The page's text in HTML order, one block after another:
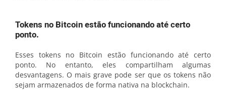
Tokens no Bitcoin estão funcionando até certo
ponto.
Esses tokens no Bitcoin estão funcionando até certo
ponto. No entanto, eles compartilham algumas
desvantagens. O mais grave pode ser que os tokens não
sejam armazenados de forma nativa na blockchain.